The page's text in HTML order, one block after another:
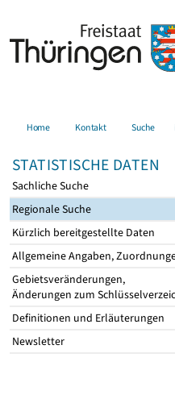
Home Kontakt Suche
STATISTISCHE DATEN
Sachliche Suche
Regionale Suche
Kürzlich bereitgestellte Daten
Allgemeine Angaben,
Gebietsveränderungen,
Änderungen zum
Definitionen und Erläuterungen
Newsletter